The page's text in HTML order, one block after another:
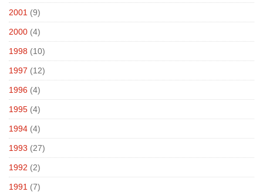
2001 (9)
2000 (4)
1998 (10)
1997 (12)
1996 (4)
1995 (4)
1994 (4)
1993 (27)
1992 (2)
1991 (7)